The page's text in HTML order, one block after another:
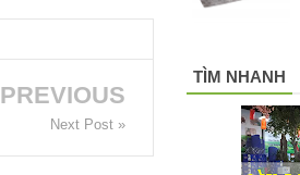
PREVIOUS
Next Post »
TÌM NHANH